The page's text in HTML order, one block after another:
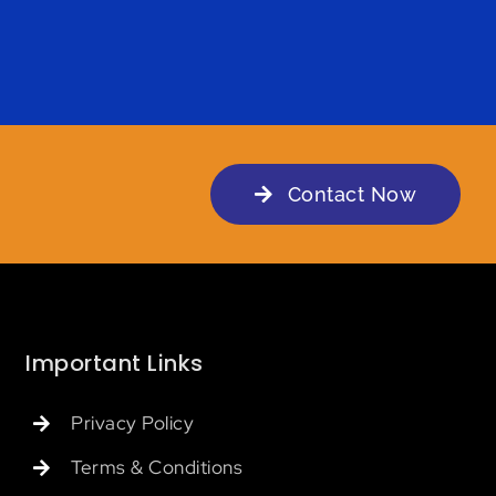
Contact Now
Important Links
Privacy Policy
Terms & Conditions